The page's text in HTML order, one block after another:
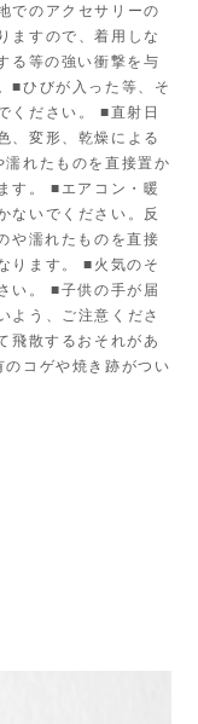
でのアクセサリーの
ますので、着用しな
る等の強い衝撃を与
■ひびが入った等、そ
ください。 ■直射日
、変形、乾燥による
れたものを直接置か
す。 ■エアコン・暖
ないでください。反
や濡れたものを直接
ります。 ■火気のそ
い。 ■子供の手が届
よう、ご注意くださ
飛散するおそれがあ
コゲや焼き跡がつい